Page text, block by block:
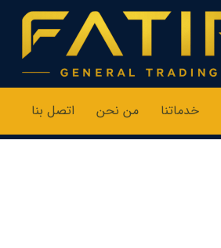
خدماتنا من نحن اتصل بنا